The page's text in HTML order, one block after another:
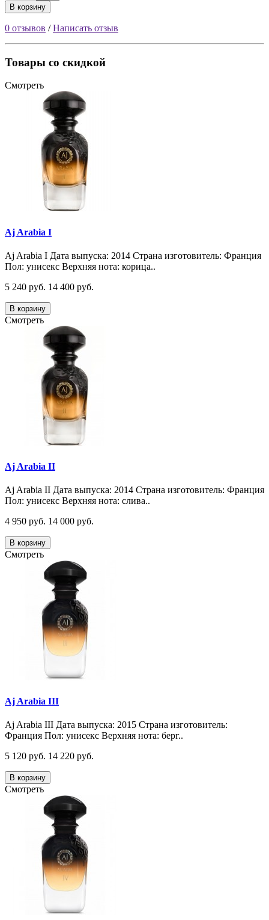
В корзину
0 отзывов /Написать отзыв
Товары со скидкой
Смотреть
Aj Arabia I
Aj Arabia I Дата выпуска: 2014 Страна изготовитель: Франция
Пол: унисекс Верхняя нота: корица..
5 240 руб. 14 400 руб.
В корзину
Смотреть
Aj Arabia II
Aj Arabia II Дата выпуска: 2014 Страна изготовитель: Франция
Пол: унисекс Верхняя нота: слива..
4 950 руб. 14 000 руб.
В корзину
Смотреть
Aj Arabia III
Aj Arabia III Дата выпуска: 2015 Страна изготовитель:
Франция Пол: унисекс Верхняя нота: берг..
5 120 руб. 14 220 руб.
В корзину
Смотреть